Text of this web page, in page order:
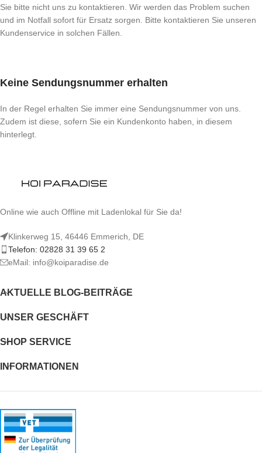
Sie bitte nicht uns zu kontaktieren. Wir werden das Problem suchen
und im Notfall sofort für Ersatz sorgen. Bitte kontaktieren Sie unseren
Kundenservice in solchen Fällen.
Keine Sendungsnummer erhalten
In der Regel erhalten Sie immer eine Sendungsnummer von uns.
Zudem ist diese, sofern Sie ein Kundenkonto haben, in diesem
hinterlegt.
Online wie auch Offline mit Ladenlokal für Sie da!
Klinkerweg 15, 46446 Emmerich, DE
Telefon: 02828 31 39 65 2
eMail: info@koiparadise.de
AKTUELLE BLOG-BEITRÄGE
UNSER GESCHÄFT
SHOP SERVICE
INFORMATIONEN